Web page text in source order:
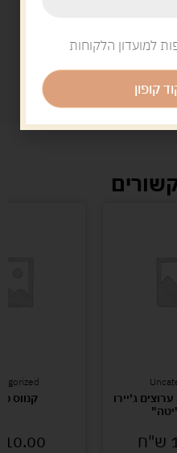
מסוק על שלט3 ערוצים ג'יירו
ש"ח
קנווס 30*40
10.00
למועדון הלקוחות
קופון